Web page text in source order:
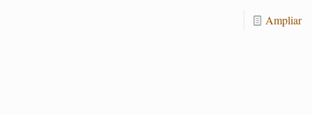
Am­pliar